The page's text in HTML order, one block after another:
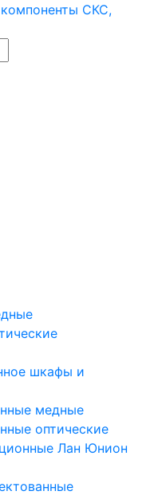
шкафы и
медные
оптические
Лан Юнион